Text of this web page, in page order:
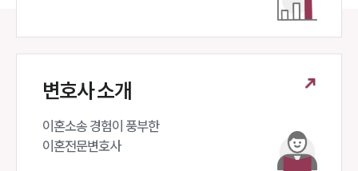
뉴스레터/브로슈어
세미나
대륜법률상담예약
대륜법률상담예약
변호사 소개
이혼소송 경험이 풍부한
이혼전문변호사